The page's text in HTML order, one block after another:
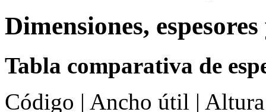
Dimensiones,
Tabla comparativa de
Código | Ancho útil |